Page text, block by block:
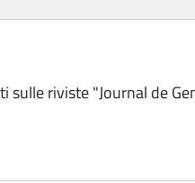
riviste "Journal de